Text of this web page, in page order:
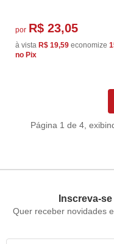
por R$ 23,05
à vista R$ 19,59 economize
no Pix
Página 1 de 4,
Inscreva-
Quer receber novidades